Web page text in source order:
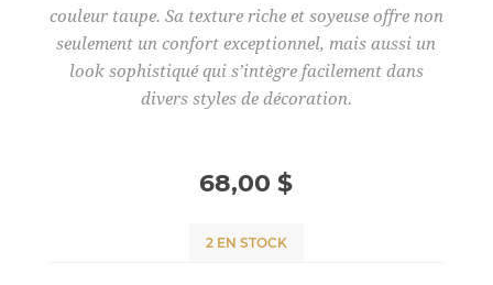
couleur taupe. Sa texture riche et soyeuse offre non
seulement un confort exceptionnel, mais aussi un
look sophistiqué qui s’intègre facilement dans
divers styles de décoration.
68,00 $
2 EN STOCK